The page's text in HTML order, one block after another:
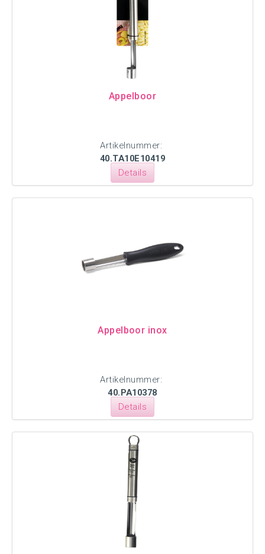
Appelboor
Artikelnummer:
40.TA10E10419
Details
Appelboor inox
Artikelnummer:
40.PA10378
Details